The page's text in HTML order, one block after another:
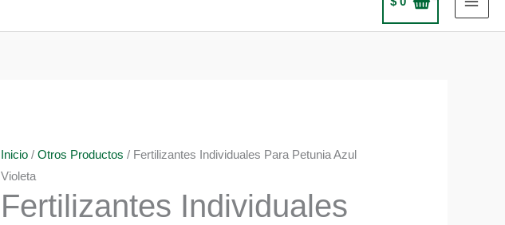
Inicio / Otros Productos / Fertilizantes Individuales Para Petunia Azul
Violeta
Fertilizantes Individuales